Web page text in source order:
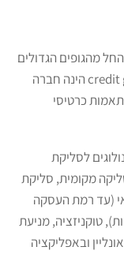
החל מהגופים הגדולים
במשק ועד לבתי עסק קטנים ובינוניים, credit guard הינה חברה
כרטיסי
לסליקת
מקומית, סליקת
(עד רמת העסקה
טוקניזציה, מניעת
ובאפליקציה